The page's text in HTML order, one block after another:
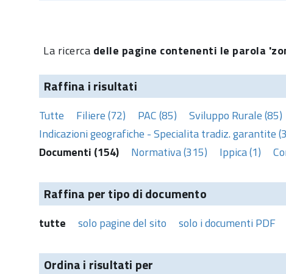
La ricerca delle pagine contenenti le parola
Raffina i risultati
Tutte Filiere (72) PAC (85) Sviluppo Rurale (85)
Indicazioni geografiche - Specialita tradiz. garantite
Documenti (154)
Normativa (315) Ippica (1)
Raffina per tipo di documento
tutte solo pagine del sito solo i documenti PDF
Ordina i risultati per